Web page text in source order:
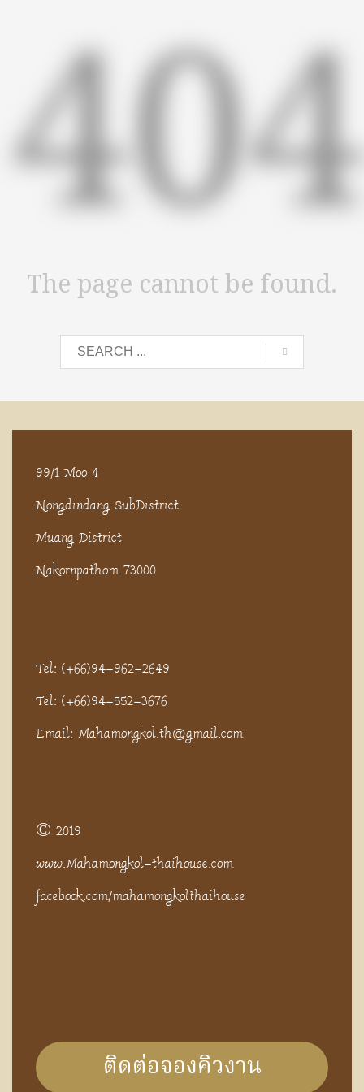
The page cannot be found.
99/1 Moo 4
Nongdindang SubDistrict
Muang District
Nakornpathom 73000
Tel: (+66)94-962-2649
Tel: (+66)94-552-3676
Email: Mahamongkol.th@gmail.com
© 2019
www.Mahamongkol-thaihouse.com
facebook.com/mahamongkolthaihouse
ติดต่อจองคิวงาน